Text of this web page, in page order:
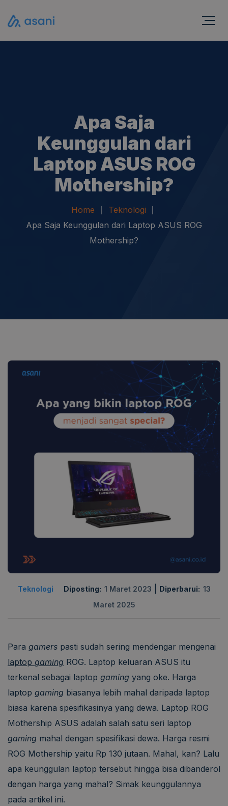
Apa Saja
Keunggulan dari
Laptop ASUS ROG
Mothership?
Home
Teknologi
Apa Saja Keunggulan dari Laptop ASUS ROG
Mothership?
Teknologi Diposting: 1 Maret 2023 Diperbarui: 13
Maret 2025
Para gamers pasti sudah sering mendengar mengenai
laptop gaming ROG. Laptop keluaran ASUS itu
terkenal sebagai laptop gaming yang oke. Harga
laptop gaming biasanya lebih mahal daripada laptop
biasa karena spesifikasinya yang dewa. Laptop ROG
Mothership ASUS adalah salah satu seri laptop
gaming mahal dengan spesifikasi dewa. Harga resmi
ROG Mothership yaitu Rp 130 jutaan. Mahal, kan? Lalu
apa keunggulan laptop tersebut hingga bisa dibanderol
dengan harga yang mahal? Simak keunggulannya
pada artikel ini.